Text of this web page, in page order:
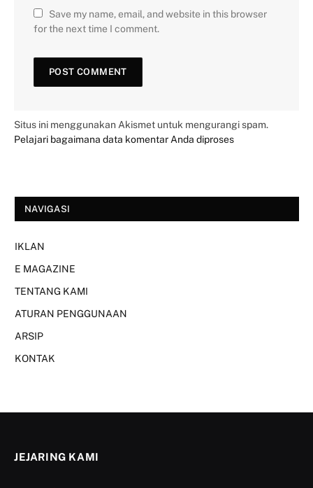
Save my name, email, and website in this browser
for the next time I comment.
Situs ini menggunakan Akismet untuk mengurangi spam.
Pelajari bagaimana data komentar Anda diproses
NAVIGASI
IKLAN
E MAGAZINE
TENTANG KAMI
ATURAN PENGGUNAAN
ARSIP
KONTAK
JEJARING KAMI